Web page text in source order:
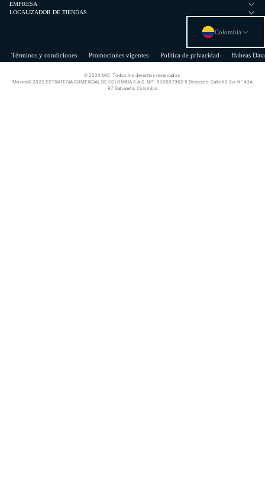
EMPRESA
LOCALIZADOR DE TIENDAS
Términos y condiciones Promociones vigentes Política de privacidad Habeas Data
Colombia
© 2024 MIC. Todos los derechos reservados.
Movies© 2022 ESTRATEGIA COMERCIAL DE COLOMBIA S.A.S. NIT: 830507952-5 Dirección: Calle 60 Sur N° 43A
97 Sabaneta, Colombia